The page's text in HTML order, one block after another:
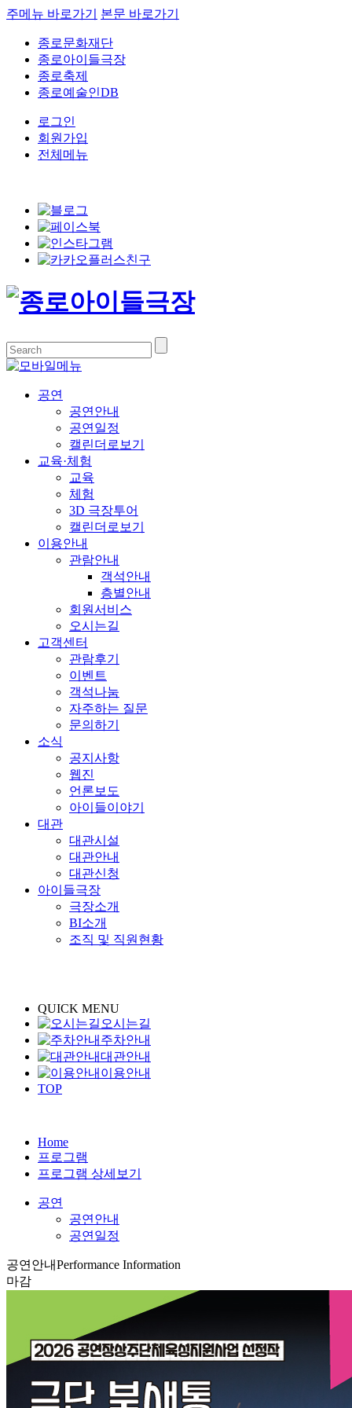
주메뉴 바로가기 본문 바로가기
종로문화재단
종로아이들극장
종로축제
종로예술인DB
로그인
회원가입
전체메뉴
공연
공연안내
공연일정
캘린더로보기
교육·체험
교육
체험
3D 극장투어
캘린더로보기
이용안내
관람안내
객석안내
층별안내
회원서비스
오시는길
고객센터
관람후기
이벤트
객석나눔
자주하는 질문
문의하기
소식
공지사항
웹진
언론보도
아이들이야기
대관
대관시설
대관안내
대관신청
아이들극장
극장소개
BI소개
조직 및 직원현황
QUICK MENU
오시는길
주차안내
대관안내
이용안내
TOP
Home
프로그램
프로그램 상세보기
공연
공연안내
공연일정
공연안내Performance Information
마감